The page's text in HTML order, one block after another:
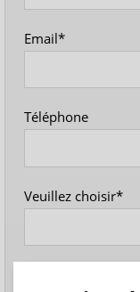
Email*
Téléphone
Veuillez choisir*